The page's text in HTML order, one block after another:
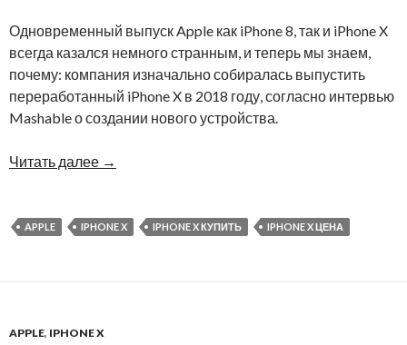
Одновременный выпуск Apple как iPhone 8, так и iPhone X
всегда казался немного странным, и теперь мы знаем,
почему: компания изначально собиралась выпустить
переработанный iPhone X в 2018 году, согласно интервью
Mashable о создании нового устройства.
Читать далее →
APPLE IPHONE X IPHONE X КУПИТЬ IPHONE X ЦЕНА
APPLE, IPHONE X